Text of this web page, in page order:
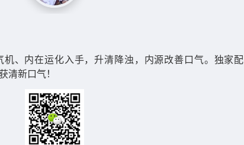
、内在运化入手，升清降浊，内源改善口气。独家配
清新口气！